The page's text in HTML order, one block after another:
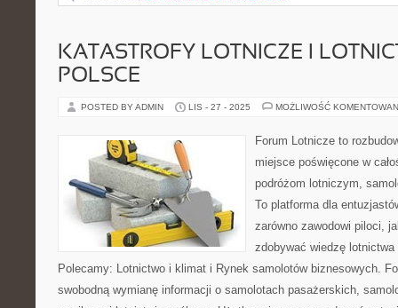
KATASTROFY LOTNICZE I
POLSCE
POSTED BY ADMIN LIS - 27 - 2025 MOŻLIWOŚĆ
Forum Lotnicze to
miejsce poświęcone w
podróżom lotniczym,
To platforma dla
zarówno zawodowi piloci,
zdobywać wiedzę
Polecamy: Lotnictwo i klimat i Rynek samolotów biznesowych.
swobodną wymianę informacji o samolotach pasażerskich,